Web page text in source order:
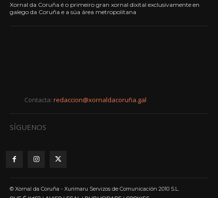
Xornal da Coruña é o primeiro gran xornal dixital exclusivamente en
galego da Coruña e a súa área metropolitana
Contacta: redaccion@xornaldacoruña.gal
SÍGUENOS
© Xornal da Coruña - Xurimaru Servizos de Comunicación 2010 S.L.